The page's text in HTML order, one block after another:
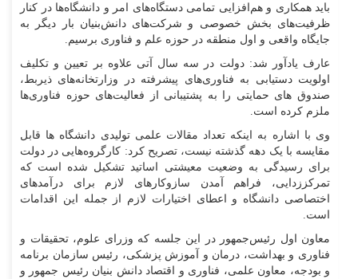
باید همکاری و هم‌افزایی تمامی دستگاه‌های امر و دانشگاه‌ها در کنار
ظرفیت‌های بخش خصوصی و شرکت‌های دانش‌بنیان بار دیگر به
جایگاه واقعی و اول منطقه در حوزه علم و فناوری برسیم.
عارف یادآور شد: دولت در سه سال آتی علاوه بر تعیین و تکلیف
اولویت دستیابی به فناوری‌های پیشرفته در وزارتخانه‌های ذیربط،
صندوق های حمایتی را به پشتیبانی از فعالیت‌های حوزه فناوری‌ها
ملزم کرده است.
وی با اشاره به اینکه تعداد مقالات علمی تولیدی دانشگاه ها قابل
مقایسه با یک دهه گذشته نیست، تصریح کرد: کارگروه‌هایی در دولت
برای رسیدگی به وضعیت معیشتی اساتید تشکیل شده است که
تمرکززدایی، فراهم آمدن سازوکارهای لازم برای درآمدهای
اختصاصی دانشگاه و اعطای اختیارات لازم از جمله این اقدامات
است.
معاون اول رئیس‌جمهور در این جلسه که وزرای علوم، تحقیقات و
فناوری و بهداشت، درمان و آموزش پزشکی، رئیس سازمان برنامه
و بودجه، معاون علمی، فناوری و اقتصاد دانش بنیان رئیس جمهور و